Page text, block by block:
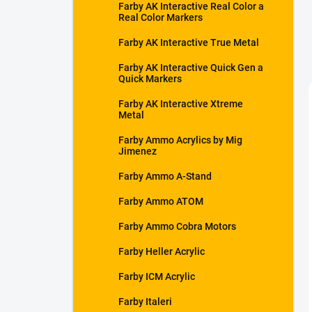
Farby AK Interactive Real Color a
Real Color Markers
Farby AK Interactive True Metal
Farby AK Interactive Quick Gen a
Quick Markers
Farby AK Interactive Xtreme
Metal
Farby Ammo Acrylics by Mig
Jimenez
Farby Ammo A-Stand
Farby Ammo ATOM
Farby Ammo Cobra Motors
Farby Heller Acrylic
Farby ICM Acrylic
Farby Italeri